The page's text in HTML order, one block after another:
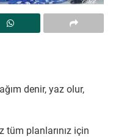
denir, yaz olur,
tüm planlarınız için